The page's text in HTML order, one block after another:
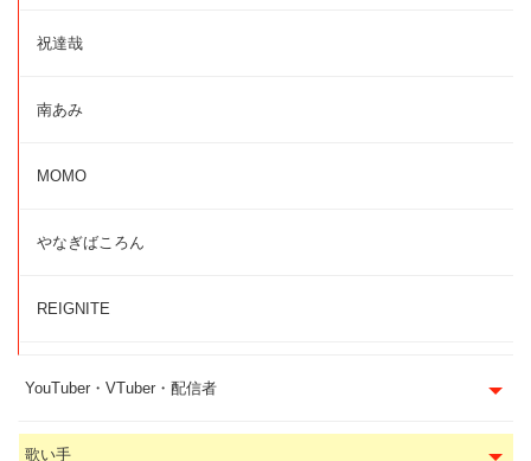
祝達哉
南あみ
MOMO
やなぎばころん
REIGNITE
YouTuber・VTuber・配信者
歌い手